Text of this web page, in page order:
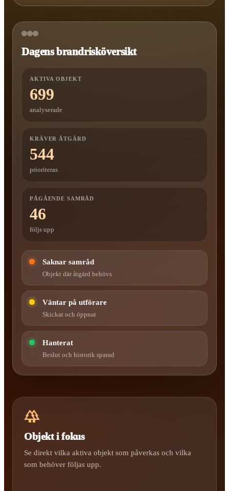
Dagens brandrisköversikt
AKTIVA OBJEKT
699
analyserade
KRÄVER ÅTGÄRD
544
prioriteras
PÅGÅENDE SAMRÅD
46
följs upp
Saknar samråd
Objekt där åtgärd behövs
Väntar på utförare
Skickat och öppnat
Hanterat
Beslut och historik sparad
forest
Objekt i fokus
Se direkt vilka aktiva objekt som påverkas och vilka
som behöver följas upp.